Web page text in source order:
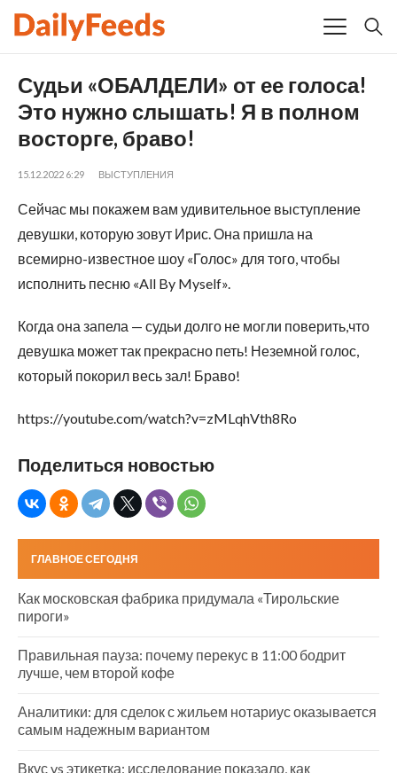
Судьи «ОБАЛДЕЛИ» от ее голоса!
Это нужно слышать! Я в полном
восторге, браво!
15.12.2022 6:29 ВЫСТУПЛЕНИЯ
Сейчас мы покажем вам удивительное выступление
девушки, которую зовут Ирис. Она пришла на
всемирно-известное шоу «Голос» для того, чтобы
исполнить песню «All By Myself».
Когда она запела — судьи долго не могли поверить,что
девушка может так прекрасно петь! Неземной голос,
который покорил весь зал! Браво!
https://youtube.com/watch?v=zMLqhVth8Ro
Поделиться новостью
ГЛАВНОЕ СЕГОДНЯ
Как московская фабрика придумала «Тирольские
пироги»
Правильная пауза: почему перекус в 11:00 бодрит
лучше, чем второй кофе
Аналитики: для сделок с жильем нотариус оказывается
самым надежным вариантом
Вкус vs этикетка: исследование показало, как